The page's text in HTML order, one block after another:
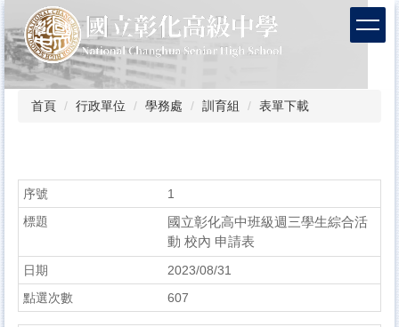
到
主
要
內
首頁 行政單位 學務處 訓育組 表單下載
1
國立彰化高中班級週三學生綜合活
動 校內 申請表
2023/08/31
607